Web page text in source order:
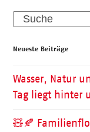
Search
Neueste Beiträge
Wasser, Natur
Tag liegt hinter
🧸🍂